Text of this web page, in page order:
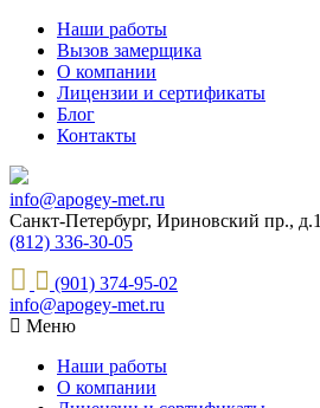
Наши работы
Вызов замерщика
О компании
Лицензии и сертификаты
Блог
Контакты
info@apogey-met.ru
Санкт-Петербург, Ириновский пр., д.1
(812) 336-30-05
(901) 374-95-02
info@apogey-met.ru
Меню
Наши работы
О компании